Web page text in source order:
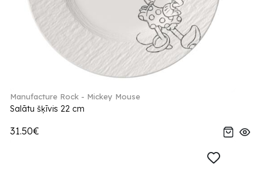
Manufacture Rock - Mickey Mouse
Salātu šķīvis 22 cm
31.50€